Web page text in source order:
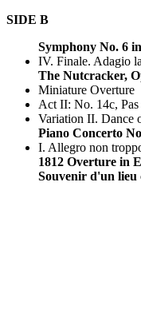
SIDE B
Symphony No. 6
IV. Finale. Adagio
The Nutcracker,
Miniature Overture
Act II: No. 14c, Pas
Variation II. Dance
Piano Concerto
I. Allegro non
1812 Overture in
Souvenir d'un lieu